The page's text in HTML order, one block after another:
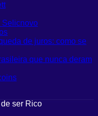
Selicnovo
de juros: como se
que nunca deram
ser Rico